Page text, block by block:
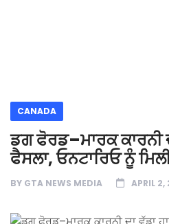
CANADA
ਡਗ ਫੋਰਡ–ਮਾਰਕ ਕਾਰਨੀ
ਫੈਸਲਾ, ਓਨਟਾਰਿਓ ਨੂੰ
BY GTA NEWS MEDIA APRIL 2,